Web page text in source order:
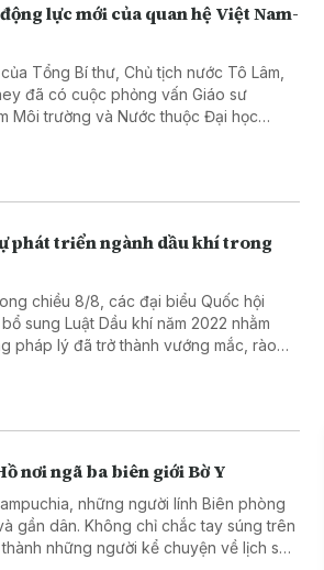
lực mới của quan hệ Việt Nam-
Tổng Bí thư, Chủ tịch nước Tô Lâm,
đã có cuộc phỏng vấn Giáo sư
Môi trường và Nước thuộc Đại học
phát triển ngành dầu khí trong
chiều 8/8, các đại biểu Quốc hội
sung Luật Dầu khí năm 2022 nhằm
pháp lý đã trở thành vướng mắc, rào
nơi ngã ba biên giới Bờ Y
những người lính Biên phòng
gần dân. Không chỉ chắc tay súng trên
những người kể chuyện về lịch sử,